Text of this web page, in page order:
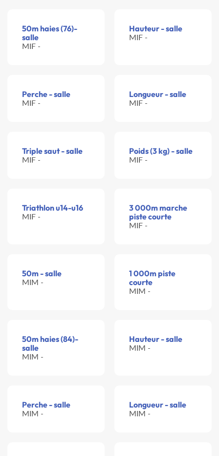
50m haies (76)-
salle
MIF -
Hauteur - salle
MIF -
Perche - salle
MIF -
Longueur - salle
MIF -
Triple saut - salle
MIF -
Poids (3 kg) - salle
MIF -
Triathlon u14-u16
MIF -
3 000m marche
piste courte
MIF -
50m - salle
MIM -
1 000m piste
courte
MIM -
50m haies (84)-
salle
MIM -
Hauteur - salle
MIM -
Perche - salle
MIM -
Longueur - salle
MIM -